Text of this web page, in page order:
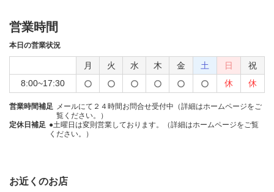
営業時間
本日の営業状況
月 火 水 木 金 土 日
祝
8:00~17:30
休 休
営業時間補足 メールにて２４時間お問合せ受付中（詳細はホームページをご
覧ください。）
定休日補足 ●土曜日は変則営業しております。（詳細はホームページをご覧
ください。）
お近くのお店